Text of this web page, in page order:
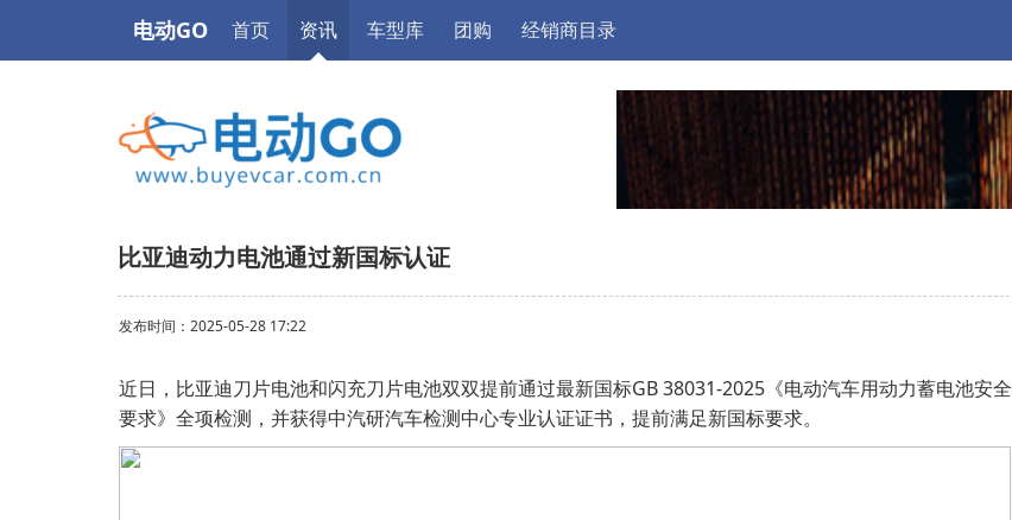
电动GO 首页 资讯 车型库 团购 经销商目录
比亚迪动力电池通过新国标认证
发布时间：2025-05-28 17:22
近日，比亚迪刀片电池和闪充刀片电池双双提前通过最新国标GB 38031-2025《电动汽车用动力蓄电池安全
要求》全项检测，并获得中汽研汽车检测中心专业认证证书，提前满足新国标要求。